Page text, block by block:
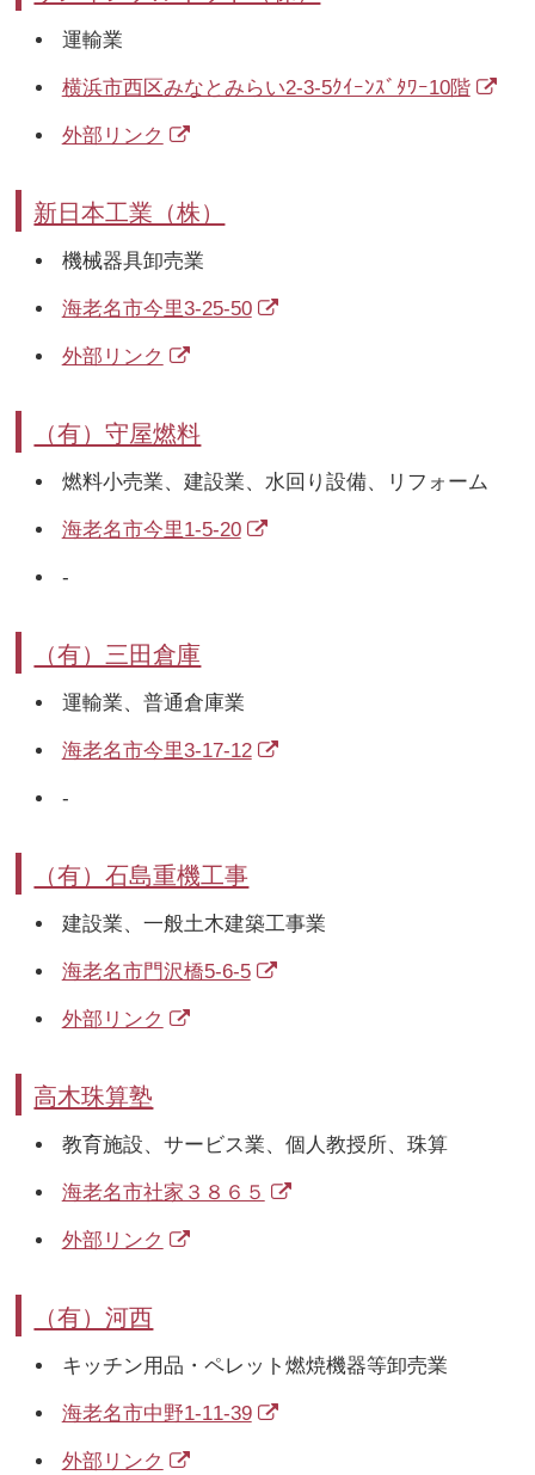
運輸業
横浜市西区みなとみらい2-3-5ｸｲｰﾝｽﾞﾀﾜｰ10階
外部リンク
新日本工業（株）
機械器具卸売業
海老名市今里3-25-50
外部リンク
（有）守屋燃料
燃料小売業、建設業、水回り設備、リフォーム
海老名市今里1-5-20
-
（有）三田倉庫
運輸業、普通倉庫業
海老名市今里3-17-12
-
（有）石島重機工事
建設業、一般土木建築工事業
海老名市門沢橋5-6-5
外部リンク
高木珠算塾
教育施設、サービス業、個人教授所、珠算
海老名市社家３８６５
外部リンク
（有）河西
キッチン用品・ペレット燃焼機器等卸売業
海老名市中野1-11-39
外部リンク